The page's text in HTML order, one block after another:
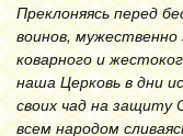
Преклоняясь перед
воинов,
коварного и
наша Церковь в дни
своих чад на
всем народом